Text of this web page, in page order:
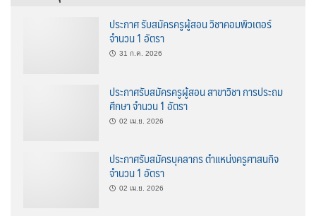
ประกาศ รับสมัครครูผู้สอน วิชาคอมพิวเตอร์
จำนวน 1 อัตรา
31 ก.ค. 2026
ประกาศรับสมัครครูผู้สอน สาขาวิชา การประถม
ศึกษา จำนวน 1 อัตรา
02 เม.ย. 2026
ประกาศรับสมัครบุคลากร ตำแหน่งครูศาสนกิจ
จำนวน 1 อัตรา
02 เม.ย. 2026